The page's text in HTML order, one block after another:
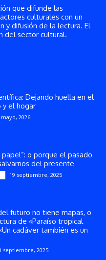
que difunde las
culturales con un
y difusión de la lectura. El
del sector cultural.
Dejando huella en el
y el hogar
mayo, 2026
papel”: o porque el pasado
del presente
19 septiembre, 2025
futuro no tiene mapas, o
de «Paraíso tropical
cadáver también es un
septiembre, 2025